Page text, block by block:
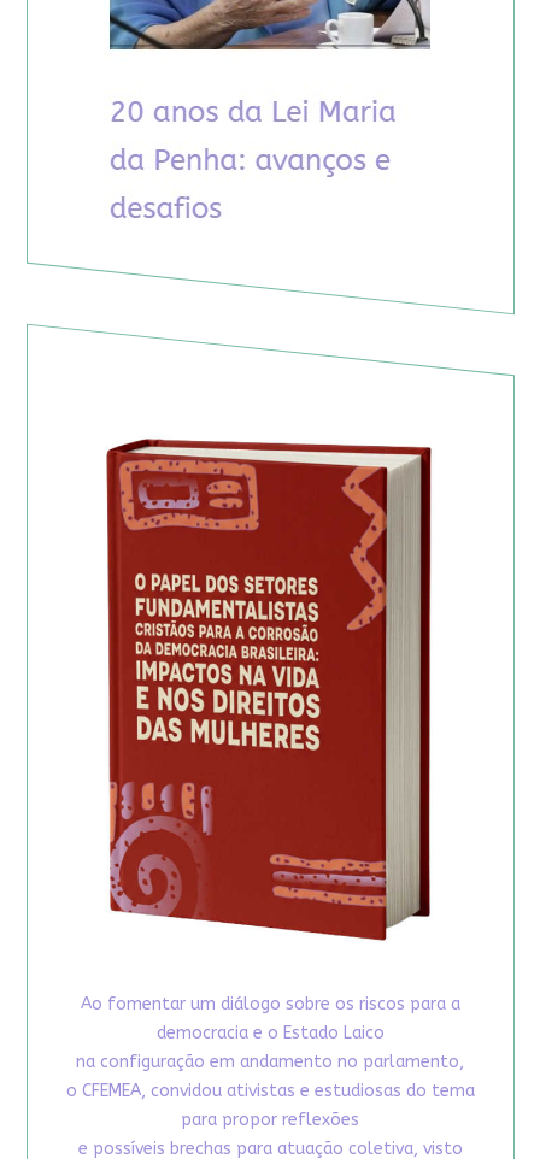
Ao fomentar um diálogo sobre os riscos para a
democracia e o Estado Laico
na configuração em andamento no parlamento,
o CFEMEA, convidou ativistas e estudiosas do tema
para propor reflexões
e possíveis brechas para atuação coletiva, visto